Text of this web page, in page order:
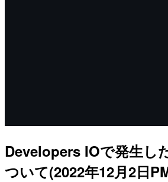
Developers IOで発生し
ついて(2022年12月2日